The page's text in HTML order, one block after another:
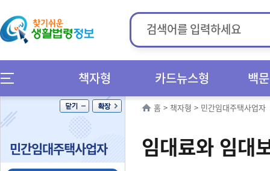
책자형 카드뉴스형 백
민간임대주택사업자
홈 > 책자형 > 민간임대주택사업자
임대료와 임대